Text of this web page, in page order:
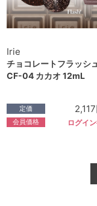
Irie
チョコレートフラッシ
CF-04 カカオ 12mL
定価
会員価格 ログイ